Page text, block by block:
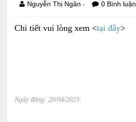
Dịch vụ xây dựng
Nguyễn Thị Ngân - 0 Bình luận
Chi tiết vui lòng xem <tại đây>
Ngày đăng: 20/04/2023